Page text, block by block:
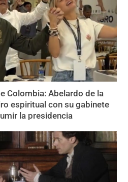
Colombia: Abelardo de la
espiritual con su gabinete
la presidencia